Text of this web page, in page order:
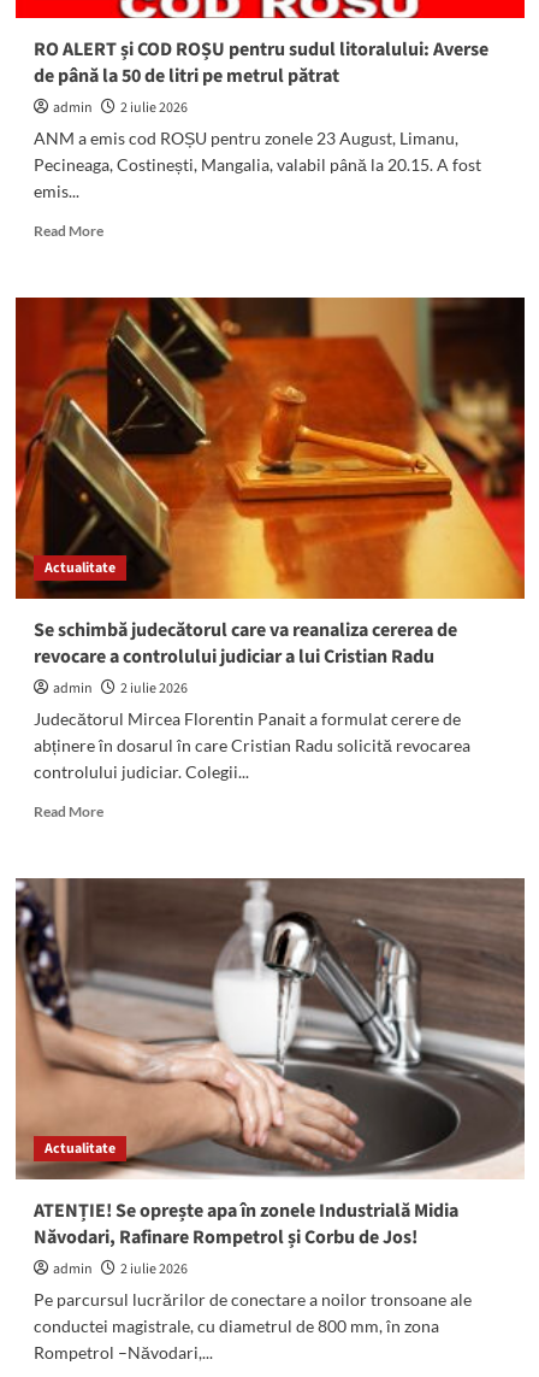
revocare
controlului
judiciar
RO ALERT și COD ROȘU pentru sudul litoralului: Averse
de până la 50 de litri pe metrul pătrat
admin
2 iulie 2026
ANM a emis cod ROȘU pentru zonele 23 August, Limanu,
Pecineaga, Costinești, Mangalia, valabil până la 20.15. A fost
emis...
Read MoreRead
RO
ALERT
și
COD
ROȘU
pentru
sudul
litoralului:
Averse
de
până
50
de
pe
metrul
pătrat
Actualitate
Se schimbă judecătorul care va reanaliza cererea de
revocare a controlului judiciar a lui Cristian Radu
admin
2 iulie 2026
Judecătorul Mircea Florentin Panait a formulat cerere de
abținere în dosarul în care Cristian Radu solicită revocarea
controlului judiciar. Colegii...
Read MoreRead
Se
va
reanaliza
de
revocare
a
a
lui
Radu
Actualitate
ATENȚIE! Se oprește apa în zonele Industrială Midia
Năvodari, Rafinare Rompetrol și Corbu de Jos!
admin
2 iulie 2026
Pe parcursul lucrărilor de conectare a noilor tronsoane ale
conductei magistrale, cu diametrul de 800 mm, în zona
Rompetrol –Năvodari,...